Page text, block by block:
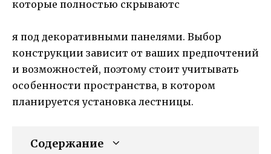
которые полностью скрываютс
я под декоративными панелями. Выбор
конструкции зависит от ваших предпочтений
и возможностей, поэтому стоит учитывать
особенности пространства, в котором
планируется установка лестницы.
Содержание